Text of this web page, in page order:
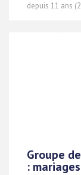
depuis 11 ans
Groupe
: